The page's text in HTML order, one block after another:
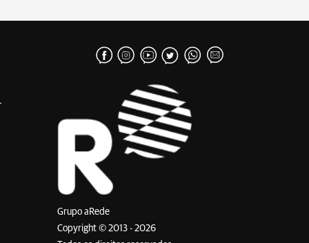
Grupo aRede
Copyright © 2013 - 2026